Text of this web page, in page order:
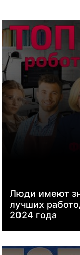
Люди имеют
лучших
2024 года